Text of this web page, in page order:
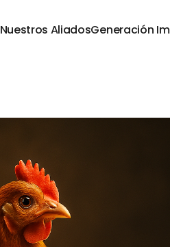
Nuestros AliadosGeneración